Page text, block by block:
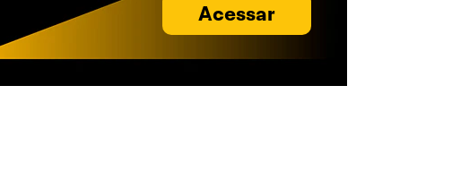
Acessar